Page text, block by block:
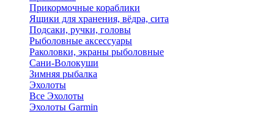
Прикормочные кораблики
Ящики для хранения, вёдра, сита
Подсаки, ручки, головы
Рыболовные аксессуары
Раколовки, экраны рыболовные
Сани-Волокуши
Зимняя рыбалка
Эхолоты
Все Эхолоты
Эхолоты Garmin